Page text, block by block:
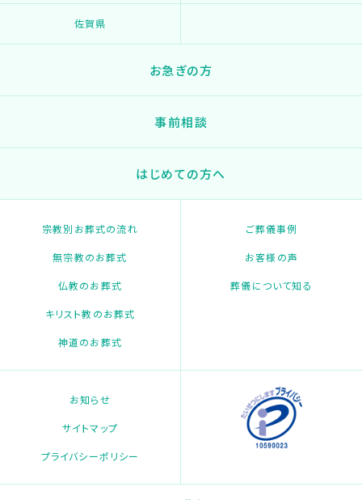
佐賀県
お急ぎの方
事前相談
はじめての方へ
宗教別お葬式の流れ
無宗教のお葬式
仏教のお葬式
キリスト教のお葬式
神道のお葬式
ご葬儀事例
お客様の声
葬儀について知る
お知らせ
サイトマップ
プライバシーポリシー